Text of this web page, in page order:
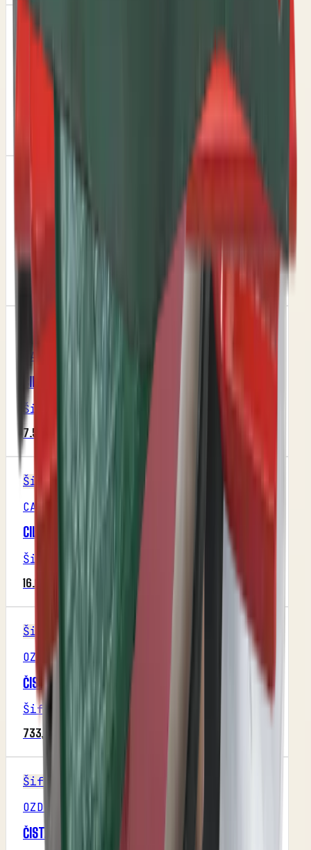
Šifra
OZDUMAN
CEVASTI ZUPČANIK REDUKTORA Ф20 (OZDUMAN)
Šifra
3.304,00 RSD
CILINDAR DUPLOG HIDROMARKERA (CANSA)
Šifra M1P21S1
SAKALAK
CILINDAR DUPLOG HIDROMARKERA (SAKALAK)
Šifra
7.500,00 RSD
Šifra
CANSA
CILINDAR HIDROMARKERA (CANSA)
Šifra
16.666,25 RSD
Šifra
OZDUMAN
ČISTAČ DESNI SPOLJNI (OZDUMAN)
Šifra
733,75 RSD
Šifra
OZDUMAN
ČISTAČ DESNI UNUTRAŠNJI (OZDUMAN)